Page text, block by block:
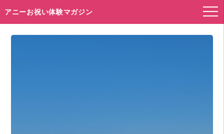
アニーお祝い体験マガジン